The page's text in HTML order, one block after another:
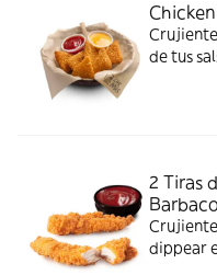
de tus
2 Tiras
dippear